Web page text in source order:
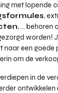
met lopende
,
, ... behoren
worden!
een
om de
in de
ontwikkelen